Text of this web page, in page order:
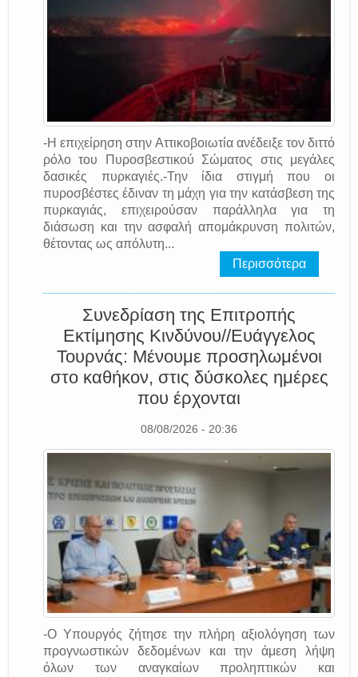
-Η επιχείρηση στην Αττικοβοιωτία ανέδειξε τον διττό
ρόλο του Πυροσβεστικού Σώματος στις μεγάλες
δασικές πυρκαγιές.-Την ίδια στιγμή που οι
πυροσβέστες έδιναν τη μάχη για την κατάσβεση της
πυρκαγιάς, επιχειρούσαν παράλληλα για τη
διάσωση και την ασφαλή απομάκρυνση πολιτών,
θέτοντας ως απόλυτη...
Περισσότερα
Συνεδρίαση της Επιτροπής
Εκτίμησης Κινδύνου//Ευάγγελος
Τουρνάς: Μένουμε προσηλωμένοι
στο καθήκον, στις δύσκολες ημέρες
που έρχονται
08/08/2026 - 20:36
-Ο Υπουργός ζήτησε την πλήρη αξιολόγηση των
προγνωστικών δεδομένων και την άμεση λήψη
όλων των αναγκαίων προληπτικών και